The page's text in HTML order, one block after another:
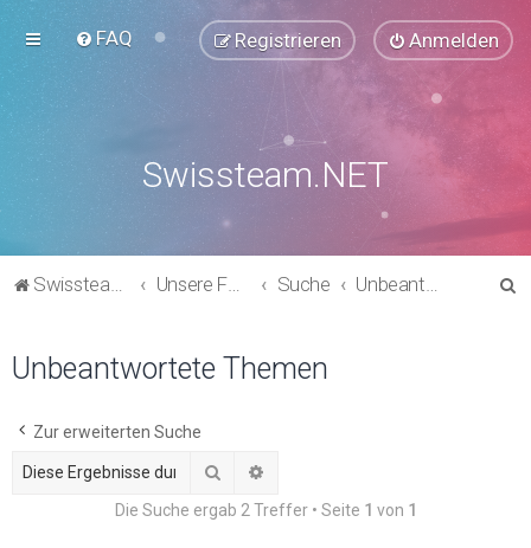
FAQ Anmelden
Registrieren
Swissteam.NET
Swissteam.NET Unsere Foren Suche Unbeantwortete Themen
Unbeantwortete Themen
Zur erweiterten Suche
Suche
Die Suche ergab 2 Treffer • Seite 1 von 1